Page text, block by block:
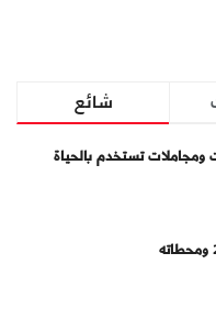
شائع
ومجاملات تستخدم بالحياة